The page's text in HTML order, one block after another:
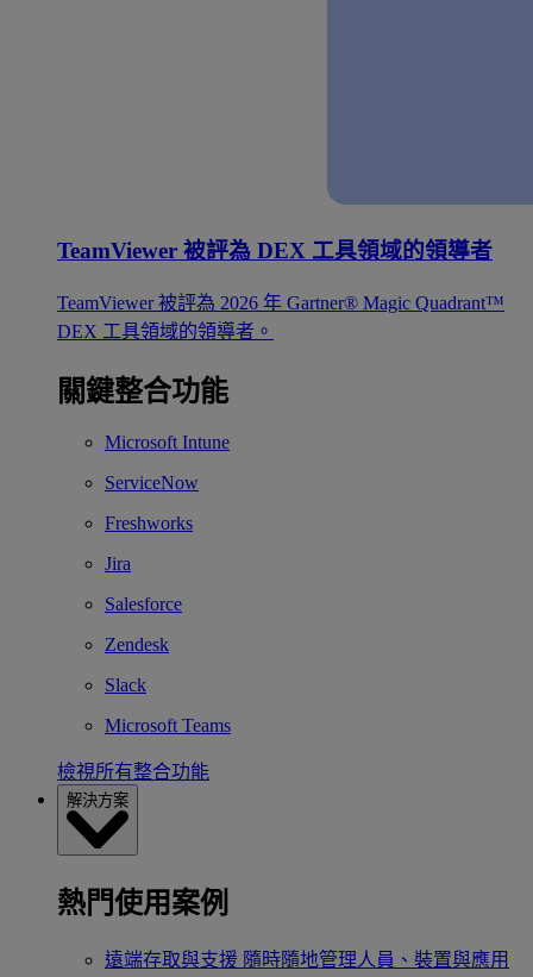
TeamViewer 被評為 DEX 工具領域的領導者
TeamViewer 被評為 2026 年 Gartner® Magic Quadrant™
DEX 工具領域的領導者。
關鍵整合功能
Microsoft Intune
ServiceNow
Freshworks
Jira
Salesforce
Zendesk
Slack
Microsoft Teams
檢視所有整合功能
解決方案
熱門使用案例
遠端存取與支援 隨時隨地管理人員、裝置與應用